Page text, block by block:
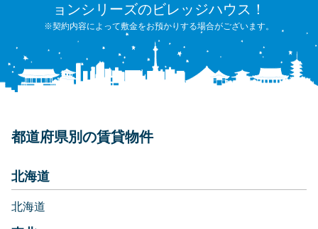
ョンシリーズのビレッジハウス！
※契約内容によって敷金をお預かりする場合がございます。
都道府県別の賃貸物件
北海道
北海道